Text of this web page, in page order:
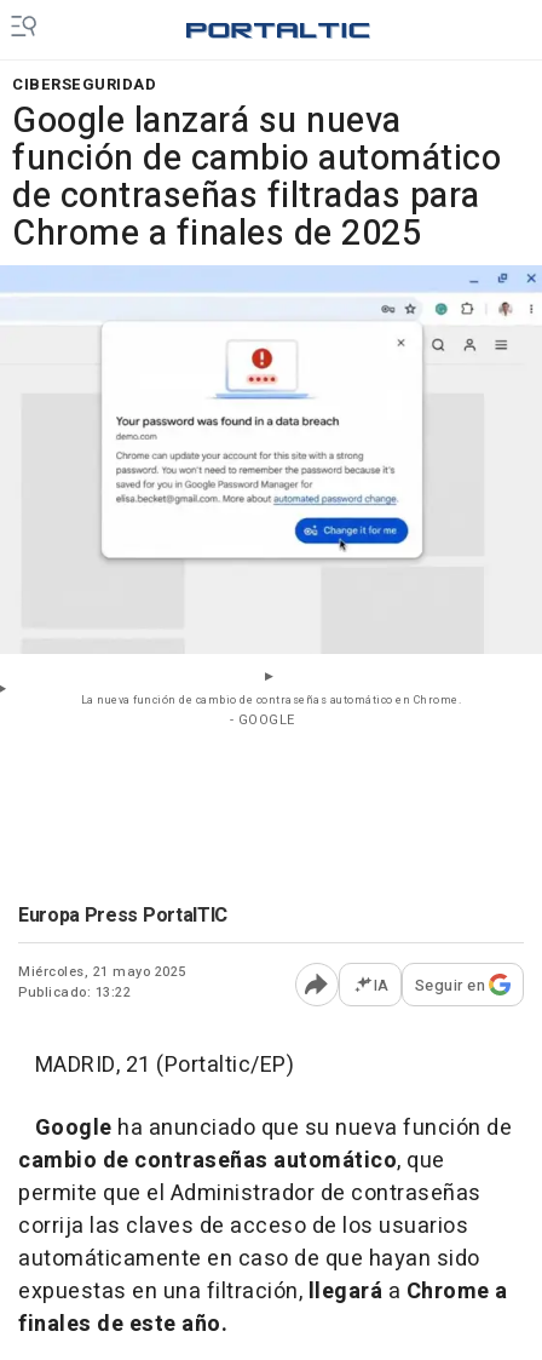
CIBERSEGURIDAD
Google lanzará su nueva
función de cambio automático
de contraseñas filtradas para
Chrome a finales de 2025
La nueva función de cambio de contraseñas automático en Chrome.
- GOOGLE
Europa Press PortalTIC
Miércoles, 21 mayo 2025
Publicado: 13:22
Abrir opciones para
IA Seguir en
MADRID, 21 (Portaltic/EP)
Google ha anunciado que su nueva función de
cambio de contraseñas automático, que
permite que el Administrador de contraseñas
corrija las claves de acceso de los usuarios
automáticamente en caso de que hayan sido
expuestas en una filtración, llegará a Chrome a
finales de este año.